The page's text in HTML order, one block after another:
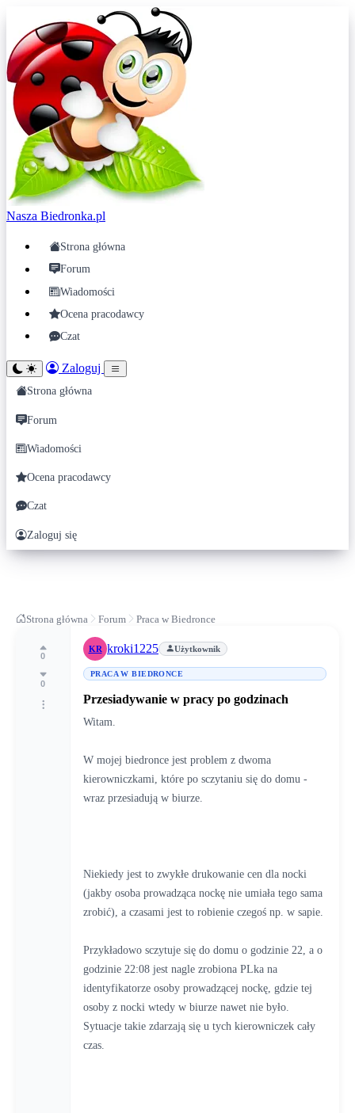
Nasza Biedronka.pl
Strona główna
Forum
Wiadomości
Ocena pracodawcy
Czat
Zaloguj
Strona główna
Forum
Wiadomości
Ocena pracodawcy
Czat
Zaloguj się
Strona główna Forum Praca w Biedronce
0
0
KR kroki1225 Użytkownik
PRACA W BIEDRONCE
Przesiadywanie w pracy po godzinach
Witam.
W mojej biedronce jest problem z dwoma
kierowniczkami, które po sczytaniu się do domu -
wraz przesiadują w biurze.
Niekiedy jest to zwykłe drukowanie cen dla nocki
(jakby osoba prowadząca nockę nie umiała tego sama
zrobić), a czasami jest to robienie czegoś np. w sapie.
Przykładowo sczytuje się do domu o godzinie 22, a o
godzinie 22:08 jest nagle zrobiona PLka na
identyfikatorze osoby prowadzącej nockę, gdzie tej
osoby z nocki wtedy w biurze nawet nie było.
Sytuacje takie zdarzają się u tych kierowniczek cały
czas.